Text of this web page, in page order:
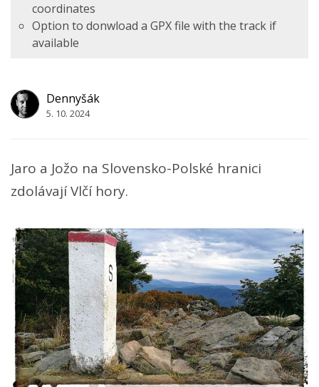
Dennyšák
5. 10. 2024
Jaro a Jožo na Slovensko-Polské hranici
zdolávají Vlčí hory.
coordinates
Option to donwload a GPX file with the track if
available